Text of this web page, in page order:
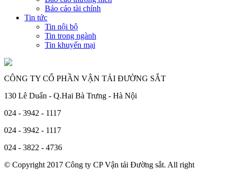
Báo cáo tài chính
Tin tức
Tin nội bộ
Tin trong ngành
Tin khuyến mại
CÔNG TY CỔ PHẦN VẬN TẢI ĐƯỜNG SẮT
130 Lê Duẩn - Q.Hai Bà Trưng - Hà Nội
024 - 3942 - 1117
024 - 3942 - 1117
024 - 3822 - 4736
© Copyright 2017 Công ty CP Vận tải Đường sắt. All right